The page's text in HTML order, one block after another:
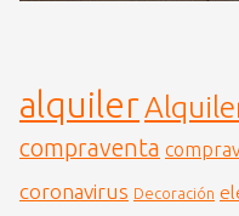
alquiler
compraventa
coronavirus Decoración